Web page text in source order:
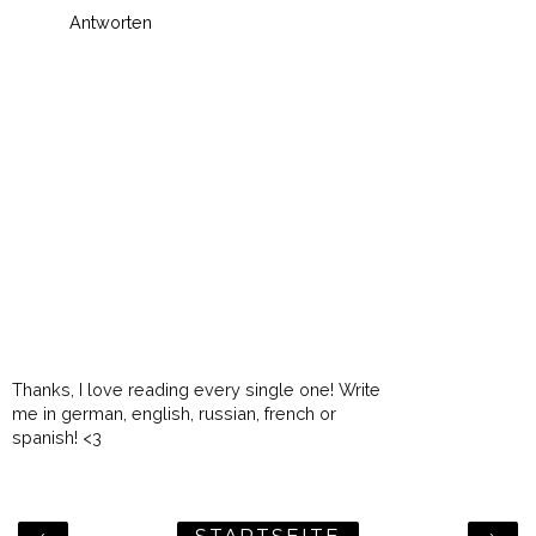
Antworten
Thanks, I love reading every single one! Write
me in german, english, russian, french or
spanish! <3